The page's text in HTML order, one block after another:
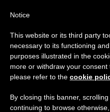
ANÁLISIS, ARTE Y CULTURA
Aviso
Del 27 de julio al 7 de
anual, aprovechando
se generan menos
Notice
This website or its third party
necessary to its functioning
purposes illustrated in the
more or withdraw your consent
please refer to the cookie
By closing this banner,
continuing to browse